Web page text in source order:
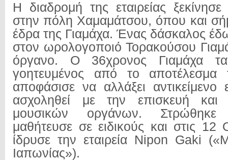
Η διαδρομή της εταιρείας
στην πόλη Χαμαμάτσου, όπου και
έδρα της Γιαμάχα. Ένας δάσκαλος
στον ωρολογοποιό Τορακούσου
όργανο. Ο 36χρονος Γιαμάχα
γοητευμένος από το αποτέλεσμα
αποφάσισε να αλλάξει αντικείμενο
ασχοληθεί με την επισκευή και
μουσικών οργάνων. Στρώθηκε
μαθήτευσε σε ειδικούς και στις
ίδρυσε την εταιρεία Nipon Gaki
Ιαπωνίας»).